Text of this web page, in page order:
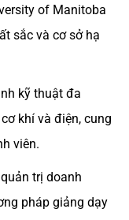
of Manitoba
sắc và cơ sở hạ
kỹ thuật đa
khí và điện, cung
viên.
trị doanh
pháp giảng dạy